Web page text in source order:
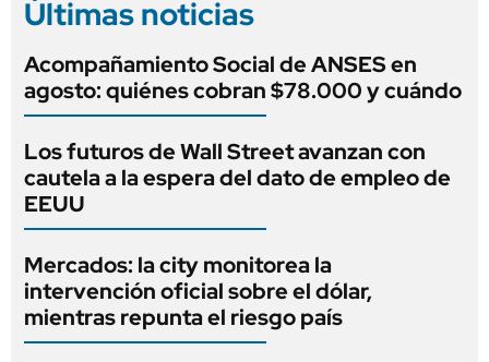
Últimas noticias
Acompañamiento Social de ANSES en
agosto: quiénes cobran $78.000 y cuándo
Los futuros de Wall Street avanzan con
cautela a la espera del dato de empleo de
EEUU
Mercados: la city monitorea la
intervención oficial sobre el dólar,
mientras repunta el riesgo país